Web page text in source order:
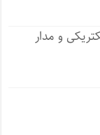
و مدار